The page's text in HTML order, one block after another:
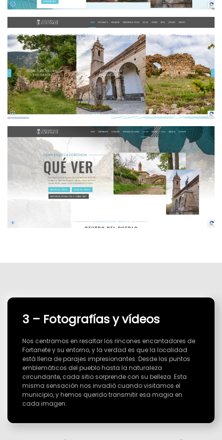
3 – Fotografías y vídeos
Nos centramos en resaltar los rincones encantadores de
Fortanete y su entorno, y la verdad es que la localidad
está llena de parajes impresionantes. Desde los puntos
emblemáticos del pueblo hasta la naturaleza
circundante, cada sitio sorprende con su belleza. Esta
misma sensación nos invadió cuando visitamos el
municipio, y hemos querido transmitir esa magia en
cada imagen.